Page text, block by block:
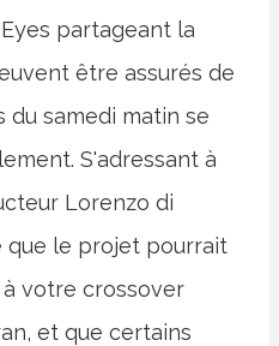
partageant la
être assurés de
du samedi matin se
S'adressant à
Lorenzo di
que le projet pourrait
votre crossover
et que certains